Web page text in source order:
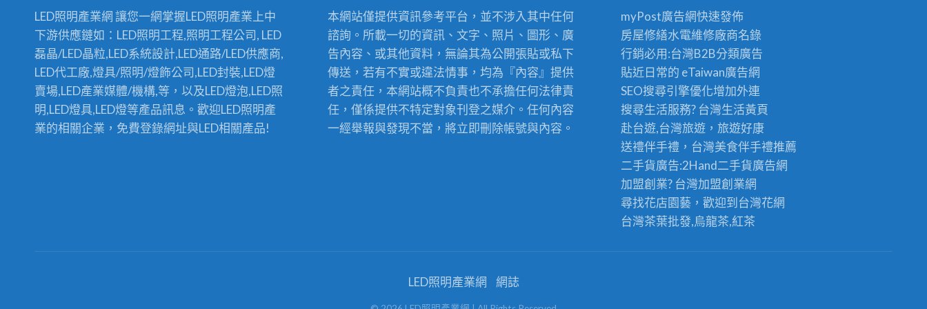
內LED照明,辦公照明工程推薦-拓普照明有
限公司 聯絡資訊： 電話：04-25625017 傳
真：04-25625027 公司：台中市神岡區圳
岸路33之6號 工廠：新北市樹林區新家坡
工業區 官網：
https://www.ledtube.com.tw/
LED照明產業網 讓您一網掌握LED照明產業上中
下游供應鏈如：LED照明工程,照明工程公司, LED
磊晶/LED晶粒,LED系統設計,LED通路/LED供應商,
LED代工廠,燈具/照明/燈飾公司,LED封裝,LED燈
賣場,LED產業媒體/機構,等，以及LED燈泡,LED照
明,LED燈具,LED燈等產品訊息。歡迎LED照明產
業的相關企業，免費登錄網址與LED相關產品!
本網站僅提供資訊參考平台，並不涉入其中任何
諮詢。所載一切的資訊、文字、照片、圖形、廣
告內容、或其他資料，無論其為公開張貼或私下
傳送，若有不實或違法情事，均為『內容』提供
者之責任，本網站概不負責也不承擔任何法律責
任，僅係提供不特定對象刊登之媒介。任何內容
一經舉報與發現不當，將立即刪除帳號與內容。
myPost廣告網快速發佈
房屋修繕水電維修廠商名錄
行銷必用:台灣B2B分類廣告
貼近日常的 eTaiwan廣告網
SEO搜尋引擎優化增加外連
搜尋生活服務? 台灣生活黃頁
赴台遊,台灣旅遊 ，旅遊好康
送禮伴手禮，台灣美食伴手禮推薦
二手貨廣告:2Hand二手貨廣告網
加盟創業? 台灣加盟創業網
尋找花店園藝，歡迎到 台灣花網
台灣茶葉批發,烏龍茶,紅茶
LED照明產業網 網誌